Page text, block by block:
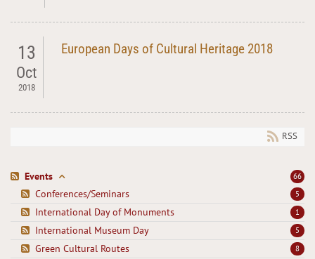
13
Oct
2018
European Days of Cultural Heritage 2018
RSS
66
Events
5
Conferences/Seminars
1
International Day of Monuments
5
International Museum Day
8
Green Cultural Routes